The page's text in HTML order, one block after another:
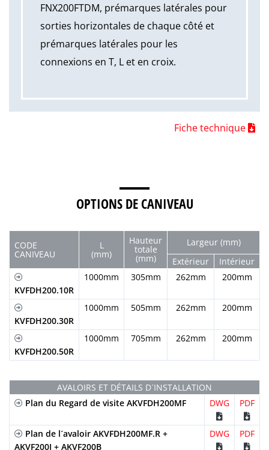
FNX200FTDM, prémarques latérales pour
sorties horizontales de chaque côté et
prémarques latérales pour les
connexions en T, L et en croix.
Fiche technique
OPTIONS DE CANIVEAU
CODE
CANIVEAU
L
(mm)
Hauteur
totale
(mm)
Largeur (mm)
Extérieur Intérieur
KVFDH200.10R
1000mm 305mm 262mm 200mm
KVFDH200.30R
1000mm 505mm 262mm 200mm
KVFDH200.50R
1000mm 705mm 262mm 200mm
AVALOIRS ET DÉTAILS D´INSTALLATION
Plan du Regard de visite AKVFDH200MF
DWG PDF
Plan de l´avaloir AKVFDH200MF.R +
AKVF200I + AKVF200B
DWG PDF